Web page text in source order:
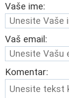
Vaše ime:
Vaš email:
Komentar: